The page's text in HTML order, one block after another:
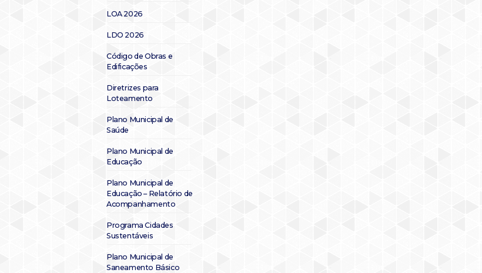
LOA 2026
LDO 2026
Código de Obras e
Edificações
Diretrizes para
Loteamento
Plano Municipal de
Saúde
Plano Municipal de
Educação
Plano Municipal de
Educação – Relatório de
Acompanhamento
Programa Cidades
Sustentáveis
Plano Municipal de
Saneamento Básico